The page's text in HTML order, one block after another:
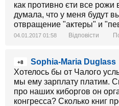
как противно єти все рожи
думала, что у меня будут
отвращение "актеры" и
04.01.2017 01:58 Відповісти
+8
Sophia-Maria Duglass
Хотелось бы от Чалого
мы ему зарплату платим.
про наших киборгов он
конгресса? Сколько книг